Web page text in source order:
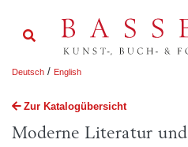
Deutsch / English
Zur Katalogübersicht
Moderne Literatur und